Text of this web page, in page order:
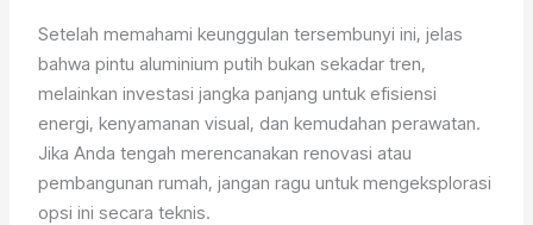
Setelah memahami keunggulan tersembunyi ini, jelas
bahwa pintu aluminium putih bukan sekadar tren,
melainkan investasi jangka panjang untuk efisiensi
energi, kenyamanan visual, dan kemudahan perawatan.
Jika Anda tengah merencanakan renovasi atau
pembangunan rumah, jangan ragu untuk mengeksplorasi
opsi ini secara teknis.